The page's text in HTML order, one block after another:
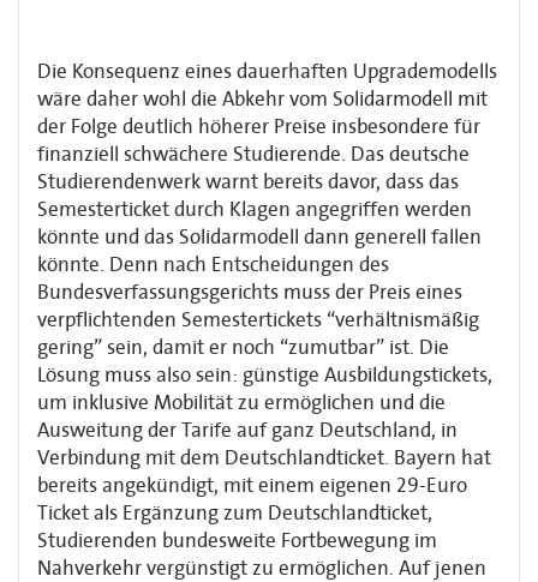
Die Konsequenz eines dauerhaften Upgrademodells
wäre daher wohl die Abkehr vom Solidarmodell mit
der Folge deutlich höherer Preise insbesondere für
finanziell schwächere Studierende. Das deutsche
Studierendenwerk warnt bereits davor, dass das
Semesterticket durch Klagen angegriffen werden
könnte und das Solidarmodell dann generell fallen
könnte. Denn nach Entscheidungen des
Bundesverfassungsgerichts muss der Preis eines
verpflichtenden Semestertickets “verhältnismäßig
gering” sein, damit er noch “zumutbar” ist. Die
Lösung muss also sein: günstige Ausbildungstickets,
um inklusive Mobilität zu ermöglichen und die
Ausweitung der Tarife auf ganz Deutschland, in
Verbindung mit dem Deutschlandticket. Bayern hat
bereits angekündigt, mit einem eigenen 29-Euro
Ticket als Ergänzung zum Deutschlandticket,
Studierenden bundesweite Fortbewegung im
Nahverkehr vergünstigt zu ermöglichen. Auf jenen